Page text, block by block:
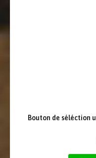
Bouton de séléction